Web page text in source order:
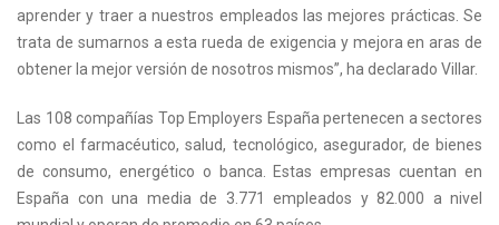
aprender y traer a nuestros empleados las mejores prácticas. Se
trata de sumarnos a esta rueda de exigencia y mejora en aras de
obtener la mejor versión de nosotros mismos”, ha declarado Villar.
Las 108 compañías Top Employers España pertenecen a sectores
como el farmacéutico, salud, tecnológico, asegurador, de bienes
de consumo, energético o banca. Estas empresas cuentan en
España con una media de 3.771 empleados y 82.000 a nivel